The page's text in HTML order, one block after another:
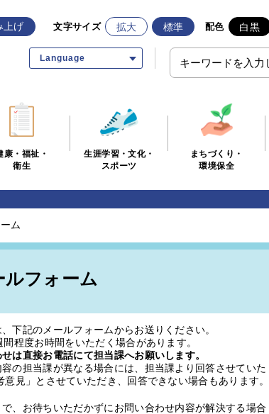
上げ 文字サイズ 拡大 標準 配色 白黒
Language
康・福祉・
衛生
生涯学習・文化・
スポーツ
まちづくり・
環境保全
ム
ルフォーム
下記のメールフォームからお送りください。
程度お時間をいただく場合があります。
は直接お電話にて担当課へお願いします。
の担当課が異なる場合には、担当課より回答させていた
見」とさせていただき、回答できない場合もあります。
で、お待ちいただかずにお問い合わせ内容が解決する場合